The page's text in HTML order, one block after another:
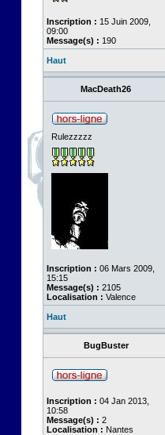
Inscription : 15 Juin 2009,
09:00
Message(s) : 190
Haut
MacDeath26
Rulezzzzz
Inscription : 06 Mars 2009,
15:15
Message(s) : 2105
Localisation : Valence
Haut
BugBuster
Inscription : 04 Jan 2013,
10:58
Message(s) : 2
Localisation : Nantes